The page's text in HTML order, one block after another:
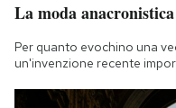
La moda
Per quanto evochino una
un'invenzione recente